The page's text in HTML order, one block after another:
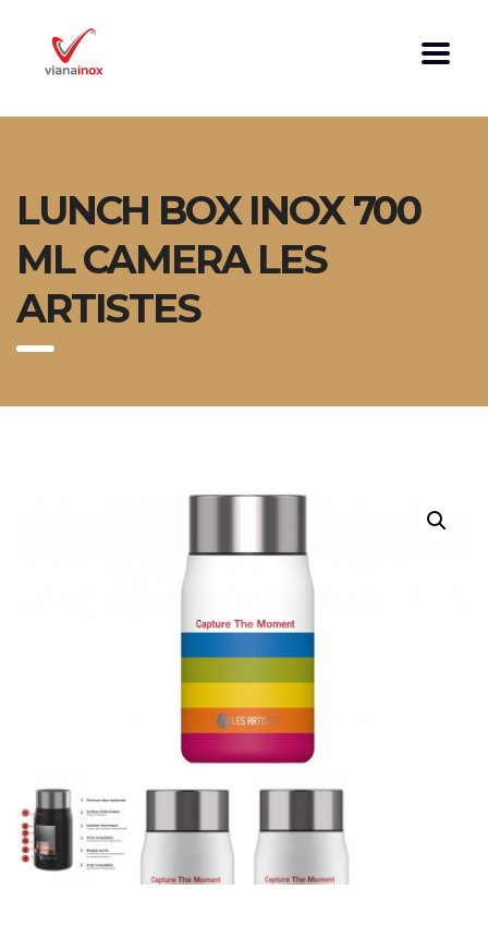
LUNCH BOX INOX 700
ML CAMERA LES
ARTISTES